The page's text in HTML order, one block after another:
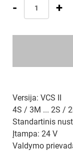
- +
Versija: VCS II
4S / 3M ... 2S /
Standartinis
Įtampa: 24 V
Valdymo